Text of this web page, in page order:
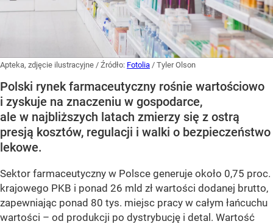
Apteka, zdjęcie ilustracyjne / Źródło: Fotolia / Tyler Olson
Polski rynek farmaceutyczny rośnie wartościowo
i zyskuje na znaczeniu w gospodarce,
ale w najbliższych latach zmierzy się z ostrą
presją kosztów, regulacji i walki o bezpieczeństwo
lekowe.
Sektor farmaceutyczny w Polsce generuje około 0,75 proc.
krajowego PKB i ponad 26 mld zł wartości dodanej brutto,
zapewniając ponad 80 tys. miejsc pracy w całym łańcuchu
wartości – od produkcji po dystrybucję i detal. Wartość